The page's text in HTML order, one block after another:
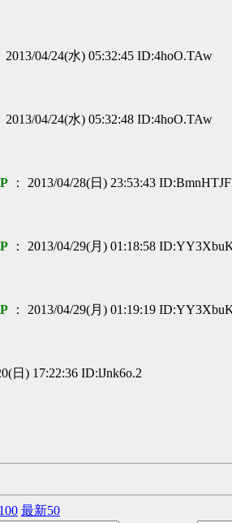
2013/04/24(水) 05:32:45 ID:4hoO.TAw
2013/04/24(水) 05:32:48 ID:4hoO.TAw
： 2013/04/28(日) 23:53:43
： 2013/04/29(月) 01:18:58
： 2013/04/29(月) 01:19:19
日) 17:22:36 ID:lJnk6o.2
最新50